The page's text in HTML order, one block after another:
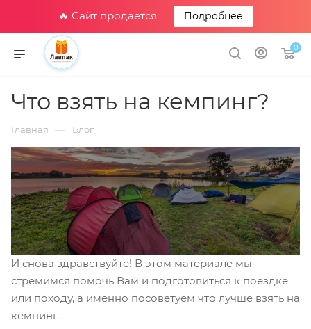
🔥 Сайт продается Подробнее
0
Что взять на кемпинг?
Главная — Блог
И снова здравствуйте! В этом материале мы
стремимся помочь Вам и подготовиться к поездке
или походу, а именно посоветуем что лучше взять на
кемпинг.